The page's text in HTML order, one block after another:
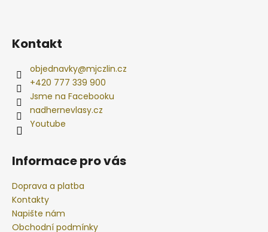
Kontakt
objednavky@mjczlin.cz
+420 777 339 900
Jsme na Facebooku
nadhernevlasy.cz
Youtube
Informace pro vás
Doprava a platba
Kontakty
Napište nám
Obchodní podmínky